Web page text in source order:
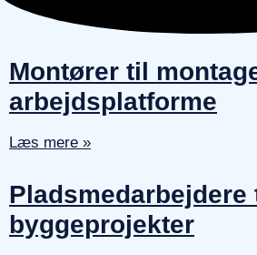
Montører til
arbejdsplatforme
Læs mere »
byggeprojekter